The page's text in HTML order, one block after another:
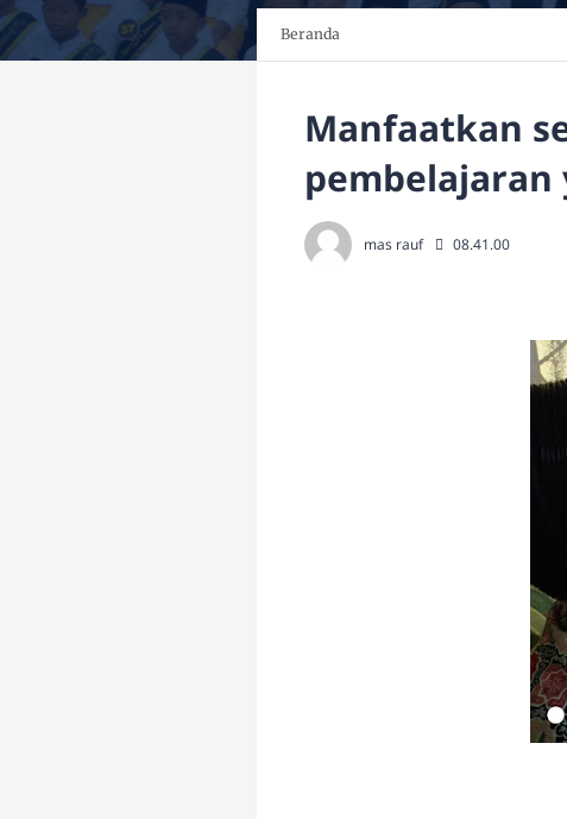
Beranda
Manfaatkan
pembelajaran
mas rauf 08.41.00